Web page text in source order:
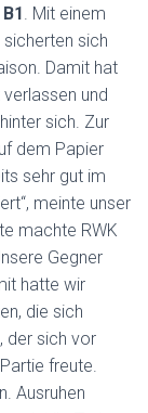
. Mit einem
sich
Damit hat
und
sich. Zur
dem Papier
sehr gut im
meinte unser
machte RWK
Gegner
hatte wir
die sich
der sich vor
freute.
Ausruhen